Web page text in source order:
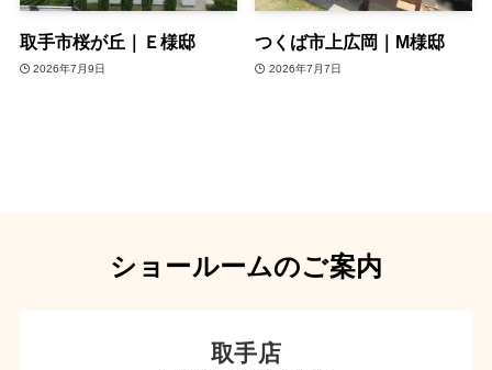
取手市桜が丘｜Ｅ様邸
2026年7月9日
つくば市上広岡｜M様邸
2026年7月7日
ショールームのご案内
取手店